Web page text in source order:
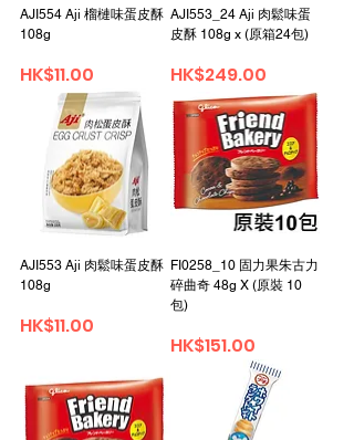
AJI554 Aji 榴槤味蛋皮酥
108g
Price
HK$11.00
AJI553_24 Aji 肉鬆味蛋
皮酥 108g x (原箱24包)
Price
HK$249.00
AJI553 Aji 肉鬆味蛋皮酥
108g
Price
HK$11.00
FI0258_10 固力果朱古力
碎曲奇 48g X (原裝 10
包)
Price
HK$151.00